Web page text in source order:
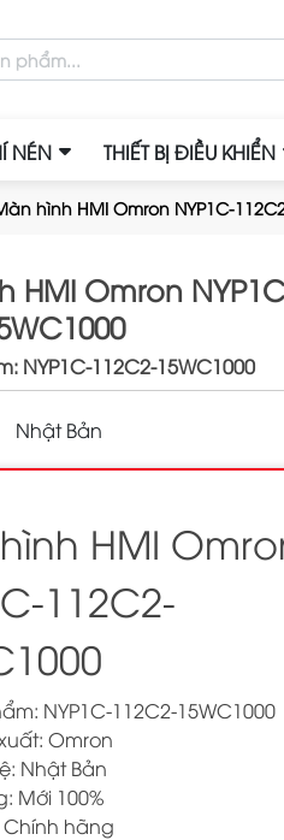
NÉN THIẾT BỊ ĐIỀU KHIỂN
hình HMI Omron NYP1C-
HMI Omron
NYP1C-112C2-15WC1000
Nhật Bản
HMI
112C2-
NYP1C-112C2-15WC1000
Omron
Nhật Bản
Mới 100%
hãng